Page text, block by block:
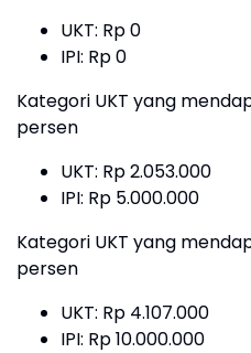
UKT: Rp 0
IPI: Rp 0
Kategori UKT yang
persen
UKT: Rp 2.053.000
IPI: Rp 5.000.000
Kategori UKT yang
persen
UKT: Rp 4.107.000
IPI: Rp 10.000.000